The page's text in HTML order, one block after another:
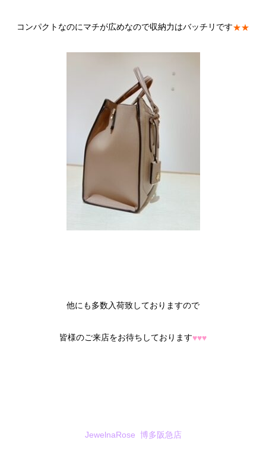
コンパクトなのにマチが広めなので収納力はバッチリです★★
他にも多数入荷致しておりますので
皆様のご来店をお待ちしております♥♥♥
JewelnaRose 博多阪急店